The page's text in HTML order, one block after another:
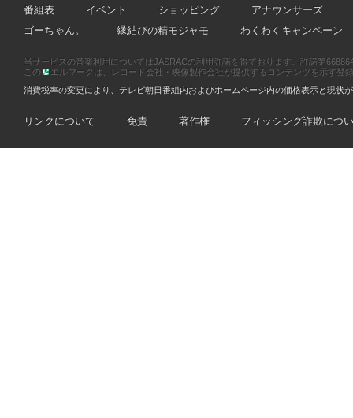
番組表 イベント ショッピング
アナウンサーズ
ゴーちゃん。
縁結びの精モジャモ わくわくキャンペーン
当サービスの音楽利用についてはJASRACの利用許諾を得ております。許諾第
この
エルマークは、レコード会社・映像製作会社が提供するコンテンツを示す登
消費税率の変更により、テレビ朝日番組内およびホームページ内の価格表示と現状
リンクについて 免責 著作権 フィッシング詐欺につ